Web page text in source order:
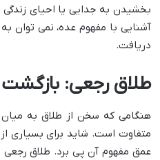
بخشیدن به جدایی یا احیای
آشنایی با مفهوم عده، نمی توان
دریافت.
طلاق رجعی:
هنگامی که سخن از طلاق به میان
متفاوت است. شاید برای بسیاری
عمق مفهوم آن پی برد. طلاق